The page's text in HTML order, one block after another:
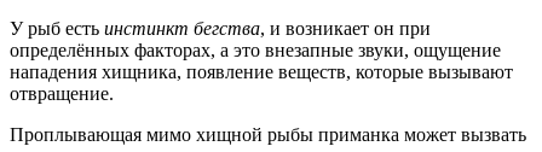
У рыб есть инстинкт бегства, и возникает он при
определённых факторах, а это внезапные звуки, ощущение
нападения хищника, появление веществ, которые вызывают
отвращение.
Проплывающая мимо хищной рыбы приманка может вызвать